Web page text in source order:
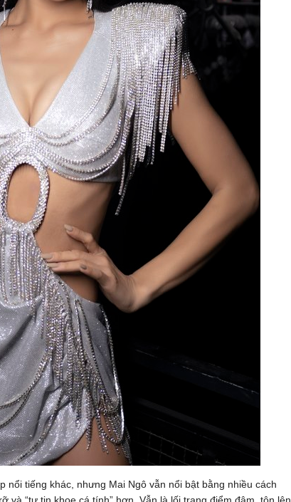
tiếng khác, nhưng Mai Ngô vẫn nổi bật bằng nhiều cách